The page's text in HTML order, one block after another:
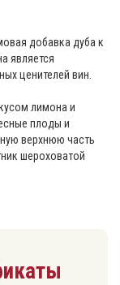
добавка дуба к
является
ценителей вин.
лимона и
плоды и
верхнюю часть
шероховатой